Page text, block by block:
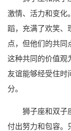
激情、活力和变化
蹈，充满了欢笑、
点，但他们的共同
这种共同的价值观
友谊能够经受住时
分。
狮子座和双子
付出努力和包容。